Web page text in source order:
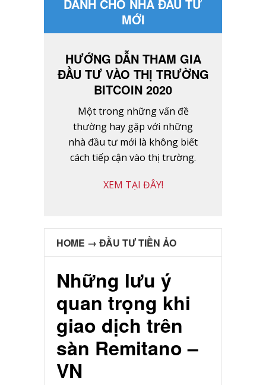
DÀNH CHO NHÀ ĐẦU TƯ
MỚI
HƯỚNG DẪN THAM GIA
ĐẦU TƯ VÀO THỊ TRƯỜNG
BITCOIN 2020
Một trong những vấn đề
thường hay gặp với những
nhà đầu tư mới là không biết
cách tiếp cận vào thị trường.
XEM TẠI ĐÂY!
HOME → ĐẦU TƯ TIỀN ẢO
Những lưu ý
quan trọng khi
giao dịch trên
sàn Remitano –
VN